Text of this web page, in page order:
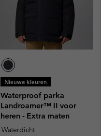
Nieuwe kleuren
Waterproof parka
Landroamer™ II voor
heren - Extra maten
Waterdicht